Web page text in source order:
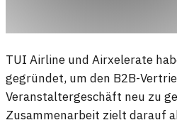
TUI Airline und Airxelerate
gegründet, um den B2B-
Veranstaltergeschäft neu zu
Zusammenarbeit zielt darauf